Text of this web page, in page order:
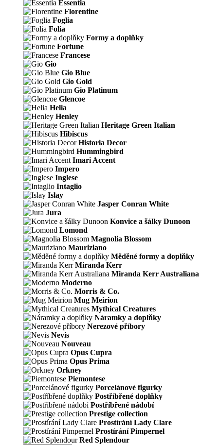
Essentia
Florentine
Foglia
Folia
Formy a doplňky
Fortune
Francese
Gio
Gio Blue
Gio Gold
Gio Platinum
Glencoe
Helia
Henley
Heritage Green Italian
Hibiscus
Historia Decor
Hummingbird
Imari Accent
Impero
Inglese
Intaglio
Islay
Jasper Conran White
Jura
Konvice a šálky Dunoon
Lomond
Magnolia Blossom
Mauriziano
Měděné formy a doplňky
Miranda Kerr
Miranda Kerr Australiana
Moderno
Morris & Co.
Mug Meirion
Mythical Creatures
Náramky a doplňky
Nerezové příbory
Nevis
Nouveau
Opus Cupra
Opus Prima
Orkney
Piemontese
Porcelánové figurky
Postříbřené doplňky
Postříbřené nádobí
Prestige collection
Prostírání Lady Clare
Prostírání Pimpernel
Red Splendour